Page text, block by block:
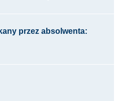
przez absolwenta: